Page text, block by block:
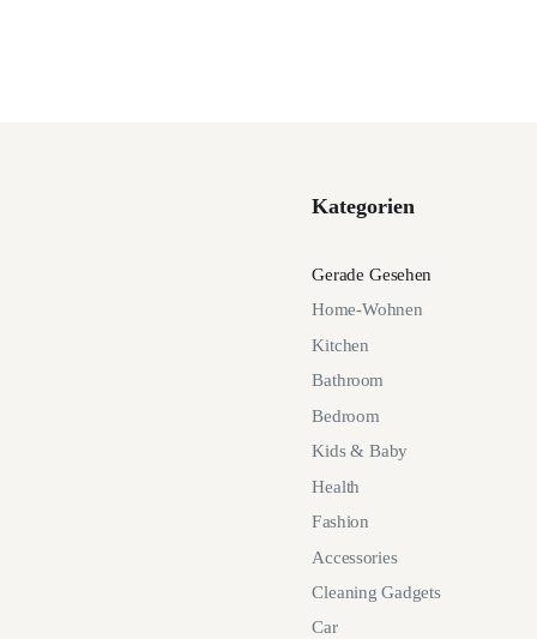
Kategorien
Gerade Gesehen
Home-Wohnen
Kitchen
Bathroom
Bedroom
Kids & Baby
Health
Fashion
Accessories
Cleaning Gadgets
Car